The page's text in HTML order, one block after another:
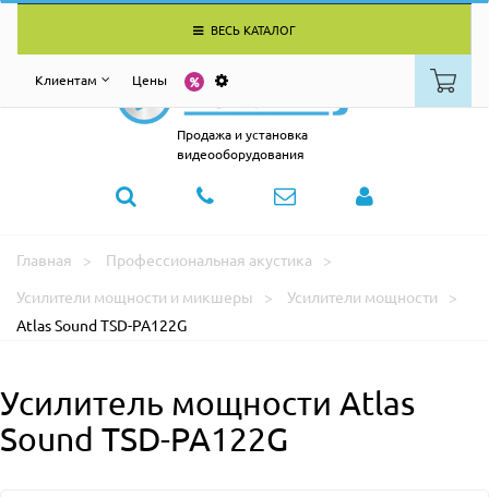
ВЕСЬ КАТАЛОГ
Клиентам Цены
Продажа и установка
видеооборудования
Главная
Профессиональная акустика
Усилители мощности и микшеры
Усилители мощности
Atlas Sound TSD-PA122G
Усилитель мощности Atlas
Sound TSD-PA122G